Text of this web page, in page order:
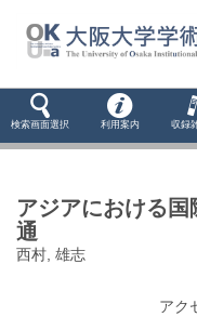
検索画面選択 利用案内 収録
アジアにおける
通
西村, 雄志
アク